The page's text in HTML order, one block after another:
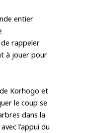
entier
de rappeler
à jouer pour
Korhogo et
le coup se
dans la
l’appui du